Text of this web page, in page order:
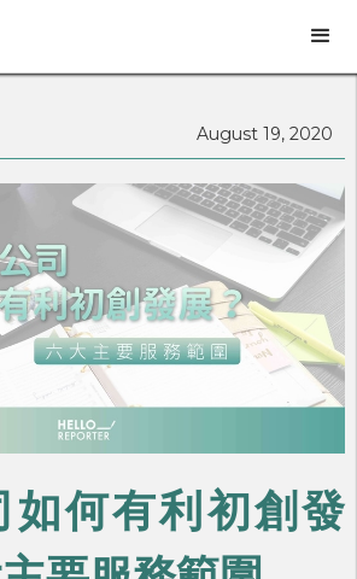
August 19, 2020
如何有利初創發